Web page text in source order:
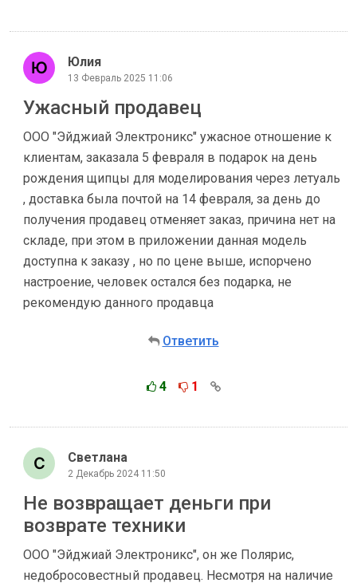
Юлия
13 Февраль 2025 11:06
Ужасный продавец
ООО "Эйджиай Электроникс" ужасное отношение к
клиентам, заказала 5 февраля в подарок на день
рождения щипцы для моделирования через летуаль
, доставка была почтой на 14 февраля, за день до
получения продавец отменяет заказ, причина нет на
складе, при этом в приложении данная модель
доступна к заказу , но по цене выше, испорчено
настроение, человек остался без подарка, не
рекомендую данного продавца
Ответить
4 1
Светлана
2 Декабрь 2024 11:50
Не возвращает деньги при
возврате техники
ООО "Эйджиай Электроникс", он же Полярис,
недобросовестный продавец. Несмотря на наличие